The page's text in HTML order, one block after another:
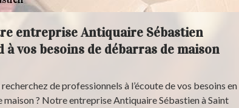
entreprise Antiquaire Sébastien
à vos besoins de débarras de maison
de professionnels à l’écoute de vos besoins en
maison ? Notre entreprise Antiquaire Sébastien à Saint